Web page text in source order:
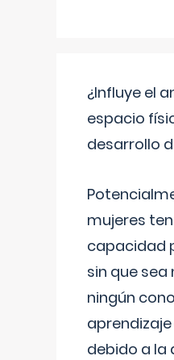
¿Influye el
espacio
desarrollo
mujeres
capacidad
sin que sea
ningún
debido a la